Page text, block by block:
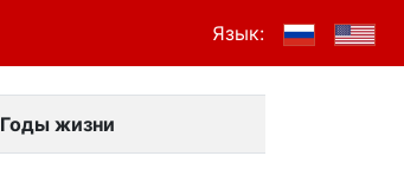
Язык:
Годы жизни